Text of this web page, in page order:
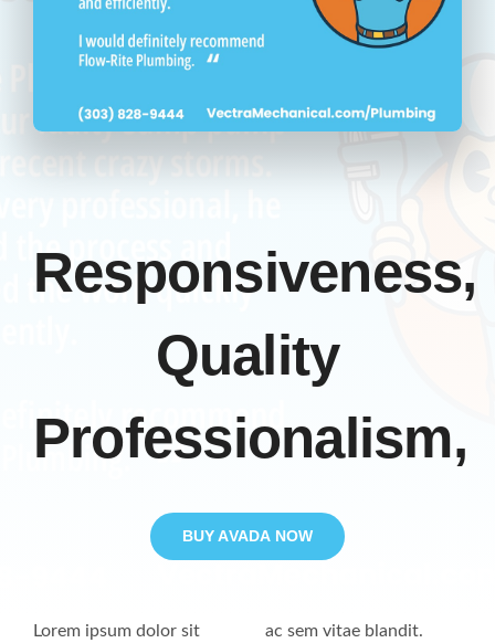
Responsiveness,
Quality
Professionalism,
BUY AVADA NOW
Lorem ipsum dolor sit
ac sem vitae blandit.